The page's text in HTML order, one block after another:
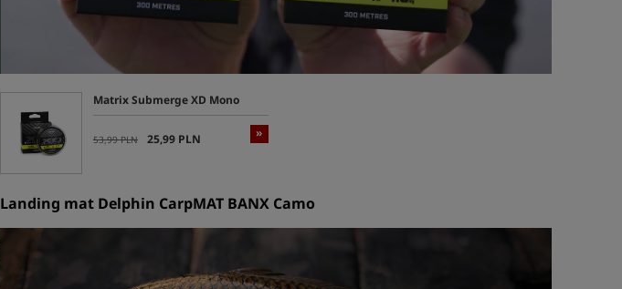
Matrix Submerge XD Mono
»
53,99 PLN 25,99 PLN
Landing mat Delphin CarpMAT BANX Camo